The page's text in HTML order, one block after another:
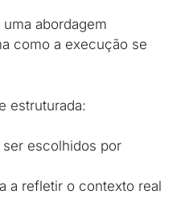
abordagem
como a execução se
estruturada:
escolhidos por
a refletir o contexto real